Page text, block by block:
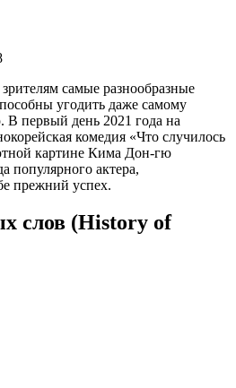
самые разнообразные
угодить даже самому
В первый день 2021 года на
комедия «Что случилось
картине Кима Дон-гю
популярного актера,
прежний успех.
слов (History of